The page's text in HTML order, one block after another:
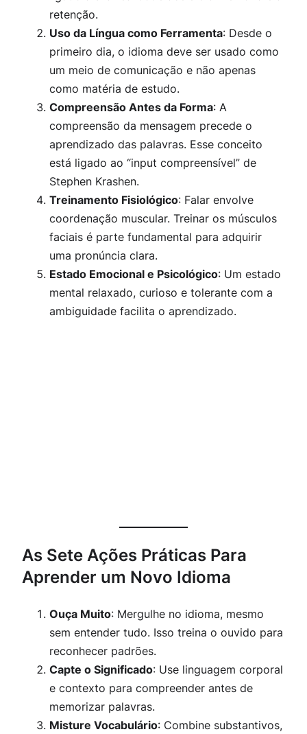
retenção.
Uso da Língua como Ferramenta: Desde o
primeiro dia, o idioma deve ser usado como
um meio de comunicação e não apenas
como matéria de estudo.
Compreensão Antes da Forma: A
compreensão da mensagem precede o
aprendizado das palavras. Esse conceito
está ligado ao “input compreensível” de
Stephen Krashen.
Treinamento Fisiológico: Falar envolve
coordenação muscular. Treinar os músculos
faciais é parte fundamental para adquirir
uma pronúncia clara.
Estado Emocional e Psicológico: Um estado
mental relaxado, curioso e tolerante com a
ambiguidade facilita o aprendizado.
As Sete Ações Práticas Para
Aprender um Novo Idioma
Ouça Muito: Mergulhe no idioma, mesmo
sem entender tudo. Isso treina o ouvido para
reconhecer padrões.
Capte o Significado: Use linguagem corporal
e contexto para compreender antes de
memorizar palavras.
Misture Vocabulário: Combine substantivos,